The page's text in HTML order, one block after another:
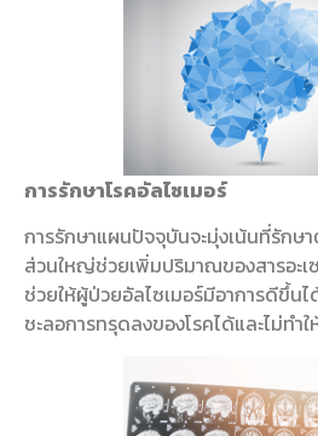
การรักษาโรคอัลไซเมอร์
การรักษาแผนปัจจุบันจะมุ่งเน้นที่รักษ
ส่วนใหญ่ช่วยเพิ่มปริมาณของสารอะ
ช่วยให้ผู้ป่วยอัลไซเมอร์มีอาการดีขึ้น
ชะลอการทรุดลงของโรคได้และไม่ทำ